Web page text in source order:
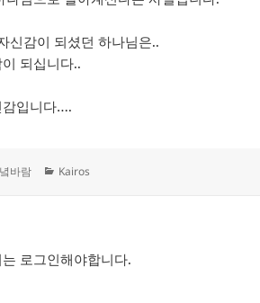
신감이 되셨던 하나님은..
되십니다..
감입니다….
바람
카
Kairos
로그인해야합니다.